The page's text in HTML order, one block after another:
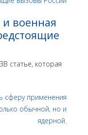
военная
статье, которая